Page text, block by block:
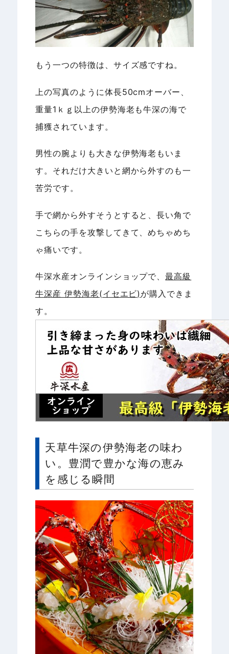
もう一つの特徴は、サイズ感ですね。
上の写真のように体長50cmオーバー、
重量1ｋｇ以上の伊勢海老も牛深の海で
捕獲されています。
男性の腕よりも大きな伊勢海老もいま
す。それだけ大きいと網から外すのも一
苦労です。
手で網から外すそうとすると、長い角で
こちらの手を攻撃してきて、めちゃめち
ゃ痛いです。
牛深水産オンラインショップで、最高級
牛深産 伊勢海老(イセエビ) が購入できま
す。
天草牛深の伊勢海老の味わ
い。豊潤で豊かな海の恵み
を感じる瞬間